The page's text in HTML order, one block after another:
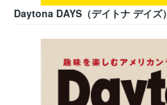
Daytona DAYS（デイトナ デイズ）